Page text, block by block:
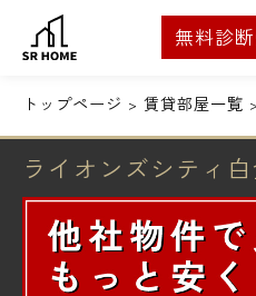
無料診
トップページ 賃貸部屋一覧
ライオンズシティ